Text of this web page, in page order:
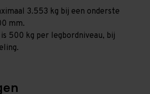
3.553 kg bij een onderste
mm.
500 kg per legbordniveau, bij